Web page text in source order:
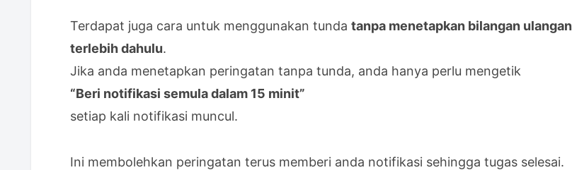
Terdapat juga cara untuk menggunakan tunda tanpa menetapkan bilangan ulangan
terlebih dahulu.
Jika anda menetapkan peringatan tanpa tunda, anda hanya perlu mengetik
“Beri notifikasi semula dalam 15 minit”
setiap kali notifikasi muncul.
Ini membolehkan peringatan terus memberi anda notifikasi sehingga tugas selesai.